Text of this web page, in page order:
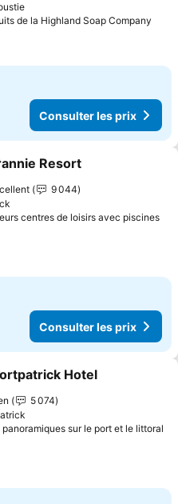
de la Highland Soap Company
Consulter les prix
à mes favoris
Resort
9 044
centres de loisirs avec piscines
Consulter les prix
à mes favoris
Hotel
5 074
panoramiques sur le port et le littoral